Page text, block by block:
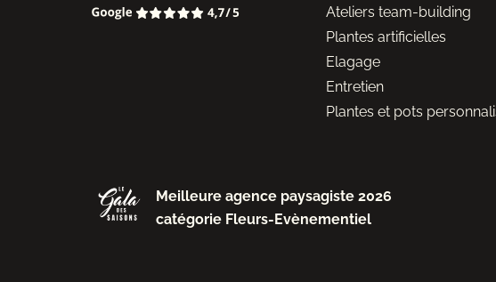
Ateliers team-building
Plantes artificielles
Elagage
Entretien
Plantes et pots
Meilleure agence paysagiste 2026
catégorie Fleurs-Evènementiel